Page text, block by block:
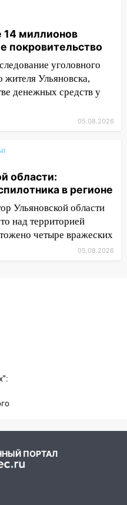
более 14
сбил 18-
тройного ДТП
летнего байкера
по «зебре»:
аварии на
на улице
врезался в
колеса
в
горела дача
колёса авто
сгорели
в
сгорел
14 миллионов
покровительство
уголовного
жителя Ульяновска,
денежных средств у
05.08.2026
области:
в регионе
Ульяновской области
над территорией
четыре вражеских
05.08.2026
ПОРТАЛ